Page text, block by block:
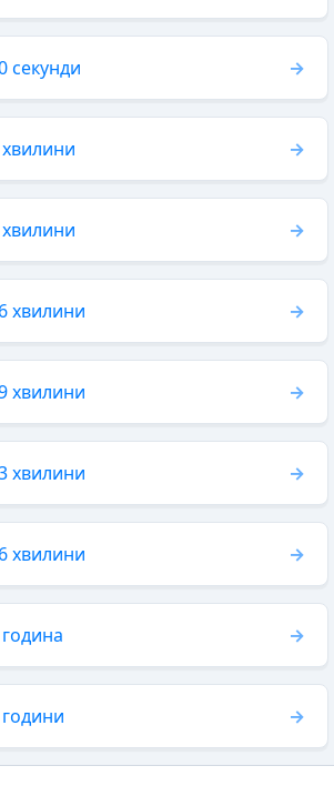
секунди
хвилини
хвилини
хвилини
хвилини